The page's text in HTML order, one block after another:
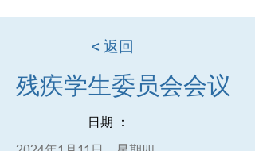
< 返回
残疾学生委员会会议
日期 ：